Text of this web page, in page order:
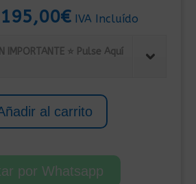
El
original
195,00€El
actual
195,00€.
IVA Incluído
IMPORTANTE ⭐ Pulse Aquí
al carrito
por Whatsapp